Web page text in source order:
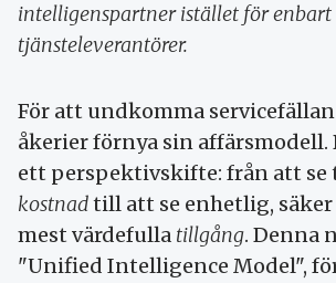
intelligenspartner istället för enbart
tjänsteleverantörer.
För att undkomma servicefällan
åkerier förnya sin affärsmodell.
ett perspektivskifte: från att se
kostnadtill att se enhetlig,
mest värdefulla tillgång. Denna
"Unified Intelligence Model",